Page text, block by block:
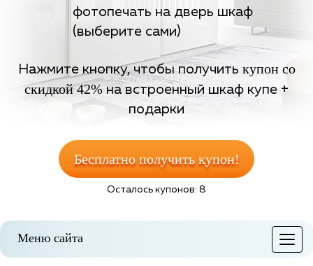
фотопечать на дверь шкаф
(выберите сами)
Нажмите кнопку, чтобы получитькупон со
скидкой 42%на встроенный шкаф купе +
подарки
Бесплатно получить купон!
Осталось купонов: 8
Меню
Меню сайта